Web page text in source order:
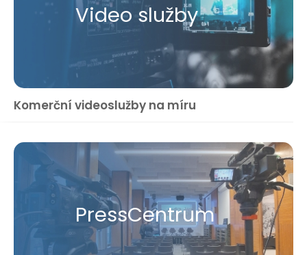
Video služby
Komerční videoslužby na míru
Press​Centrum